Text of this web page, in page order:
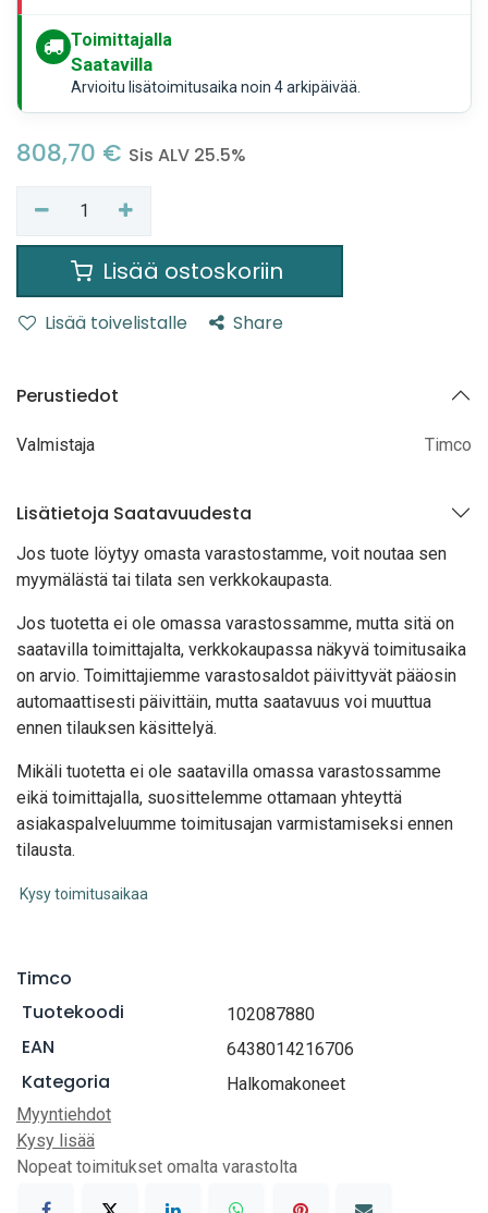
Toimittajalla
Saatavilla
Arvioitu lisätoimitusaika noin 4 arkipäivää.
808,70 € Sis ALV 25.5%
Lisää ostoskoriin
Lisää toivelistalle Share
Perustiedot
Valmistaja Timco
Lisätietoja Saatavuudesta
Jos tuote löytyy omasta varastostamme, voit noutaa sen
myymälästä tai tilata sen verkkokaupasta.
Jos tuotetta ei ole omassa varastossamme, mutta sitä on
saatavilla toimittajalta, verkkokaupassa näkyvä toimitusaika
on arvio. Toimittajiemme varastosaldot päivittyvät pääosin
automaattisesti päivittäin, mutta saatavuus voi muuttua
ennen tilauksen käsittelyä.
Mikäli tuotetta ei ole saatavilla omassa varastossamme
eikä toimittajalla, suosittelemme ottamaan yhteyttä
asiakaspalveluumme toimitusajan varmistamiseksi ennen
tilausta.
Kysy toimitusaikaa
Timco
Tuotekoodi
102087880
EAN 6438014216706
Kategoria
Halkomakoneet
Myyntiehdot
Kysy lisää
Nopeat toimitukset omalta varastolta